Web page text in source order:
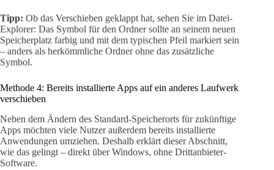
Tipp: Ob das Verschieben geklappt hat, sehen Sie im Datei-
Explorer: Das Symbol für den Ordner sollte an seinem neuen
Speicherplatz farbig und mit dem typischen Pfeil markiert sein
– anders als herkömmliche Ordner ohne das zusätzliche
Symbol.
Methode 4: Bereits installierte Apps auf ein anderes Laufwerk
verschieben
Neben dem Ändern des Standard-Speicherorts für zukünftige
Apps möchten viele Nutzer außerdem bereits installierte
Anwendungen umziehen. Deshalb erklärt dieser Abschnitt,
wie das gelingt – direkt über Windows, ohne Drittanbieter-
Software.